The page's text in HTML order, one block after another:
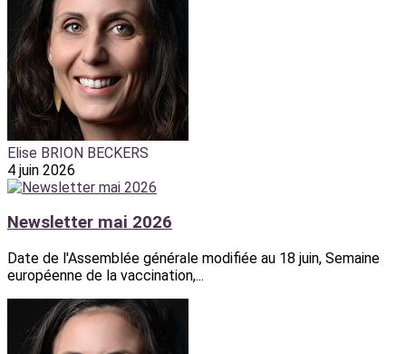
Elise BRION BECKERS
4 juin 2026
Newsletter mai 2026
Date de l'Assemblée générale modifiée au 18 juin, Semaine
européenne de la vaccination,...